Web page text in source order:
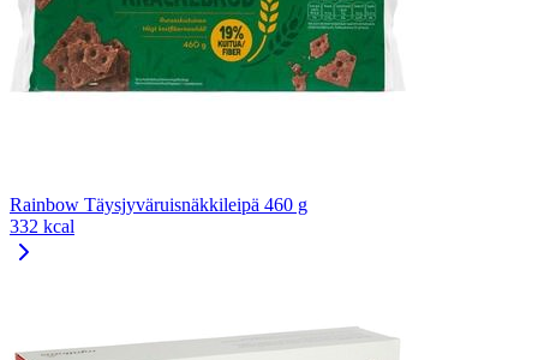
Rainbow Täysjyväruisnäkkileipä 460 g
332 kcal